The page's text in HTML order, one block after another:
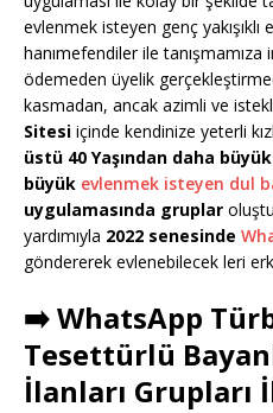
evlenmek isteyen genç yakışıklı
hanımefendiler ile
ödemeden üyelik
kasmadan, ancak azimli ve
Sitesi içinde kendinize yeterli
üstü 40 Yaşından daha
büyük evlenmek isteyen dul
uygulamasında gruplar
yardımıyla 2022 senesinde
göndererek evlenebilecek leri
➡️ WhatsApp
Tesettürlü
İlanları Grupları